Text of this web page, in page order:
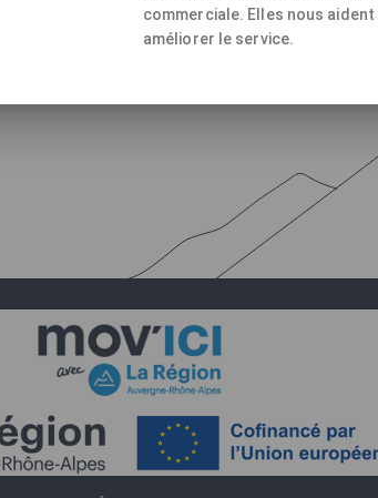
commerciale. Elles nous aident
améliorer le service.